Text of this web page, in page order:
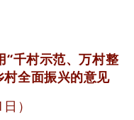
“千村示范、万村整
全面振兴的意见
）